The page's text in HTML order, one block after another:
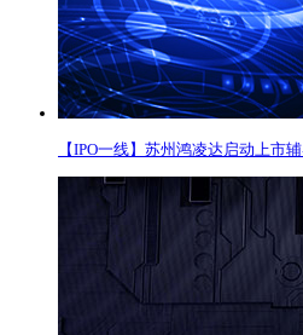
【IPO一线】苏州鸿凌达启动上市